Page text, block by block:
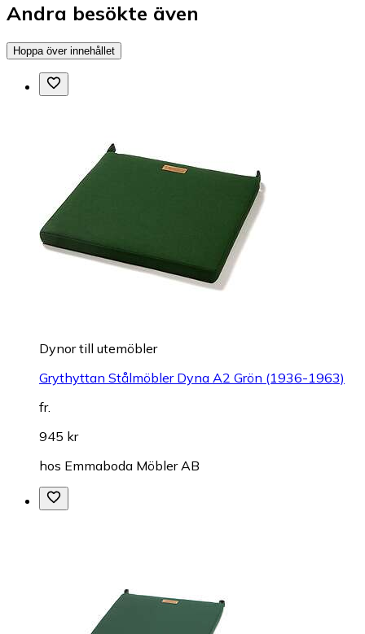
Andra besökte även
Hoppa över innehållet
Dynor till utemöbler
Grythyttan Stålmöbler Dyna A2 Grön (1936-1963)
fr.
945 kr
hos Emmaboda Möbler AB